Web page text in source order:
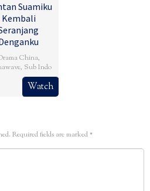
Suamiku
Kembali
China,
, Sub Indo
Watch
Required fields are marked*